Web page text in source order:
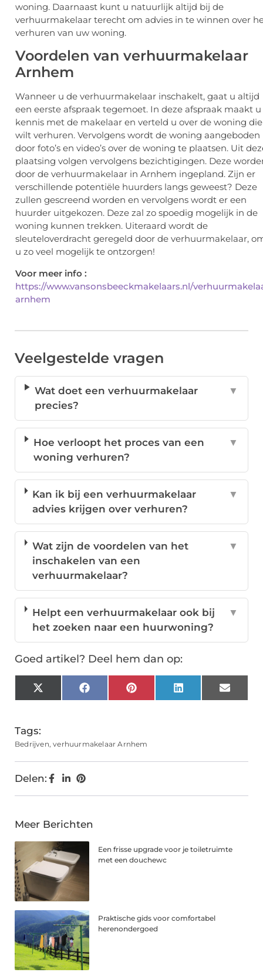
woning. Daarnaast kunt u natuurlijk altijd bij de
verhuurmakelaar terecht om advies in te winnen over
verhuren van uw woning.
Voordelen van verhuurmakelaar
Arnhem
Wanneer u de verhuurmakelaar inschakelt, gaat u altijd
een eerste afspraak tegemoet. In deze afspraak maakt u
kennis met de makelaar en verteld u over de woning
wilt verhuren. Vervolgens wordt de woning aangeboden
door foto’s en video’s over de woning te plaatsen. Uit
plaatsing volgen vervolgens bezichtigingen. Deze
door de verhuurmakelaar in Arnhem ingepland. Zijn er
verschillende potentiële huurders langs geweest? Deze
zullen gescreend worden en vervolgens wordt er een
huurder uitgekozen. Deze zal zo spoedig mogelijk in de
woning kunnen trekken. Uiteraard wordt de
sleuteloverdracht geregeld door de verhuurmakelaar,
u zo veel mogelijk te ontzorgen!
Voor meer info :
https://www.vansonsbeeckmakelaars.nl/
arnhem
Veelgestelde vragen
Wat doet een verhuurmakelaar
precies?
▼
Hoe verloopt het proces van een
woning verhuren?
▼
Kan ik bij een verhuurmakelaar
advies krijgen over verhuren?
▼
Wat zijn de voordelen van het
inschakelen van een
verhuurmakelaar?
▼
Helpt een verhuurmakelaar ook bij
het zoeken naar een huurwoning?
▼
Goed artikel? Deel hem dan op:
X
(Twitter)
FacebookPinterestLinkedInEmail
Tags:
Bedrijven,verhuurmakelaar Arnhem
Delen:
Meer Berichten
Een frisse upgrade voor je toiletruimte
met een douchewc
Praktische gids voor comfortabel
herenondergoed